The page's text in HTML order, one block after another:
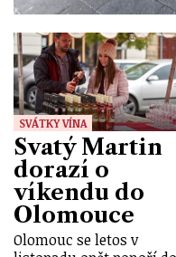
SVÁTKY VÍNA
Svatý Martin
dorazí o
víkendu do
Olomouce
Olomouc se letos v